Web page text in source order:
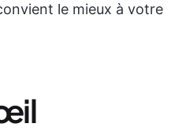
le mieux à votre